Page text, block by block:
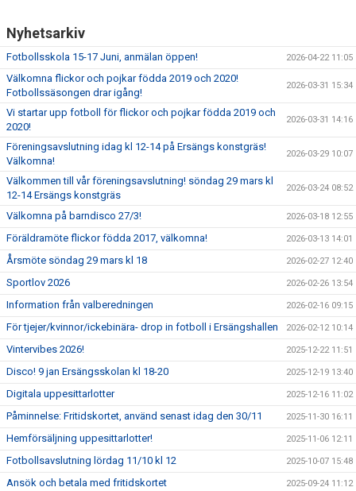
Nyhetsarkiv
Fotbollsskola 15-17 Juni, anmälan öppen! 2026-04-22 11:05
Välkomna flickor och pojkar födda 2019 och 2020!
Fotbollssäsongen drar igång!
2026-03-31 15:34
Vi startar upp fotboll för flickor och pojkar födda 2019 och
2020!
2026-03-31 14:16
Föreningsavslutning idag kl 12-14 på Ersängs konstgräs!
Välkomna!
2026-03-29 10:07
Välkommen till vår föreningsavslutning! söndag 29 mars kl
12-14 Ersängs konstgräs
2026-03-24 08:52
Välkomna på barndisco 27/3! 2026-03-18 12:55
Föräldramöte flickor födda 2017, välkomna! 2026-03-13 14:01
Årsmöte söndag 29 mars kl 18 2026-02-27 12:40
Sportlov 2026 2026-02-26 13:54
Information från valberedningen 2026-02-16 09:15
För tjejer/kvinnor/ickebinära- drop in fotboll i Ersängshallen 2026-02-12 10:14
Vintervibes 2026! 2025-12-22 11:51
Disco! 9 jan Ersängsskolan kl 18-20 2025-12-19 13:40
Digitala uppesittarlotter 2025-12-16 11:02
Påminnelse: Fritidskortet, använd senast idag den 30/11 2025-11-30 16:11
Hemförsäljning uppesittarlotter! 2025-11-06 12:11
Fotbollsavslutning lördag 11/10 kl 12 2025-10-07 15:48
Ansök och betala med fritidskortet 2025-09-24 11:12